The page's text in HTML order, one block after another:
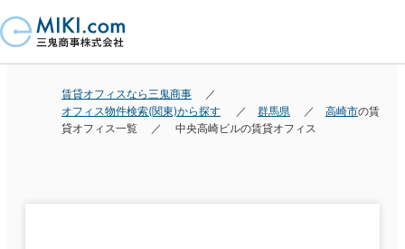
賃貸オフィスなら三鬼商事
オフィス物件検索(関東)から探す
群馬県 高崎市の賃
貸オフィス一覧
中央高崎ビルの賃貸オフィス